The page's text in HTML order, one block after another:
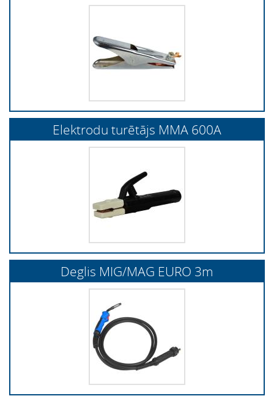
Elektrodu turētājs MMA 600A
Deglis MIG/MAG EURO 3m